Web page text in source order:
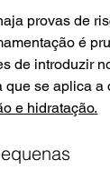
provas de
é
de introduzir
que se aplica a
e hidratação.